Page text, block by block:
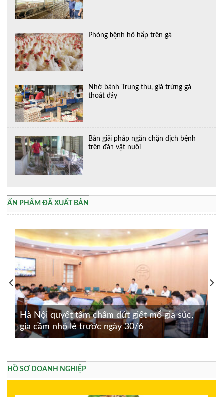
Phòng bệnh hô hấp trên gà
Nhờ bánh Trung thu, giá trứng gà
thoát đáy
Bàn giải pháp ngăn chặn dịch bệnh
trên đàn vật nuôi
ẤN PHẨM ĐÃ XUẤT BẢN
Hà Nội quyết tâm chấm dứt giết mổ gia súc,
gia cầm nhỏ lẻ trước ngày 30/6
HỒ SƠ DOANH NGHIỆP